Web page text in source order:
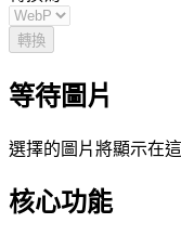
轉換
等待圖片
選擇的圖片將顯示在
核心功能